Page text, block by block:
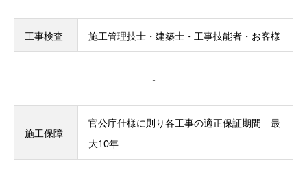
工事検査 施工管理技士・建築士・工事技能者・お客様
↓
施工保障
官公庁仕様に則り各工事の適正保証期間 最
大10年